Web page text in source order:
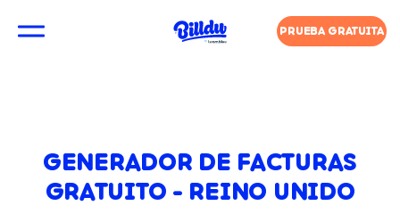
PRUEBA GRATUITA
GENERADOR DE FACTURAS
GRATUITO - REINO UNIDO